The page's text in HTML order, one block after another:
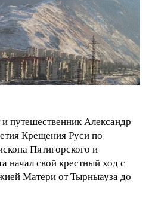
путешественник Александр
Крещения Руси по
Пятигорского и
начал свой крестный ход с
Матери от Тырныауза до